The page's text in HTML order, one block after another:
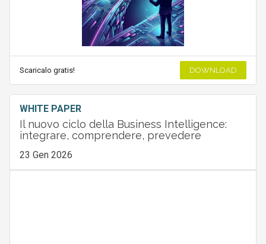
Scaricalo gratis! DOWNLOAD
WHITE PAPER
Il nuovo ciclo della Business Intelligence:
integrare, comprendere, prevedere
23 Gen 2026